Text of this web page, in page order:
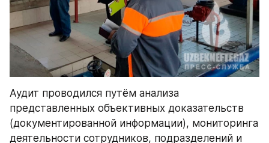
Аудит проводился путём анализа
представленных объективных доказательств
(документированной информации), мониторинга
деятельности сотрудников, подразделений и